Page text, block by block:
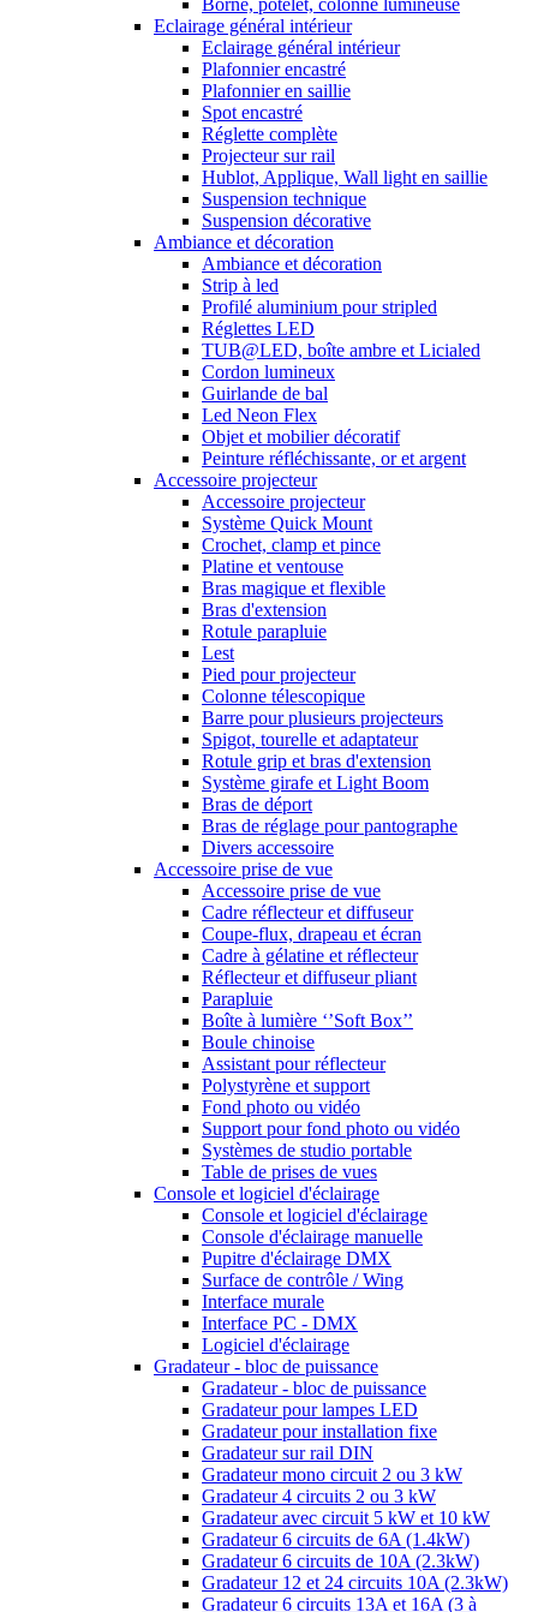
Borne, potelet, colonne lumineuse
Eclairage général intérieur
Eclairage général intérieur
Plafonnier encastré
Plafonnier en saillie
Spot encastré
Réglette complète
Projecteur sur rail
Hublot, Applique, Wall light en saillie
Suspension technique
Suspension décorative
Ambiance et décoration
Ambiance et décoration
Strip à led
Profilé aluminium pour stripled
Réglettes LED
TUB@LED, boîte ambre et Licialed
Cordon lumineux
Guirlande de bal
Led Neon Flex
Objet et mobilier décoratif
Peinture réfléchissante, or et argent
Accessoire projecteur
Accessoire projecteur
Système Quick Mount
Crochet, clamp et pince
Platine et ventouse
Bras magique et flexible
Bras d'extension
Rotule parapluie
Lest
Pied pour projecteur
Colonne télescopique
Barre pour plusieurs projecteurs
Spigot, tourelle et adaptateur
Rotule grip et bras d'extension
Système girafe et Light Boom
Bras de déport
Bras de réglage pour pantographe
Divers accessoire
Accessoire prise de vue
Accessoire prise de vue
Cadre réflecteur et diffuseur
Coupe-flux, drapeau et écran
Cadre à gélatine et réflecteur
Réflecteur et diffuseur pliant
Parapluie
Boîte à lumière ‘’Soft Box’’
Boule chinoise
Assistant pour réflecteur
Polystyrène et support
Fond photo ou vidéo
Support pour fond photo ou vidéo
Systèmes de studio portable
Table de prises de vues
Console et logiciel d'éclairage
Console et logiciel d'éclairage
Console d'éclairage manuelle
Pupitre d'éclairage DMX
Surface de contrôle / Wing
Interface murale
Interface PC - DMX
Logiciel d'éclairage
Gradateur - bloc de puissance
Gradateur - bloc de puissance
Gradateur pour lampes LED
Gradateur pour installation fixe
Gradateur sur rail DIN
Gradateur mono circuit 2 ou 3 kW
Gradateur 4 circuits 2 ou 3 kW
Gradateur avec circuit 5 kW et 10 kW
Gradateur 6 circuits de 6A (1.4kW)
Gradateur 6 circuits de 10A (2.3kW)
Gradateur 12 et 24 circuits 10A (2.3kW)
Gradateur 6 circuits 13A et 16A (3 à